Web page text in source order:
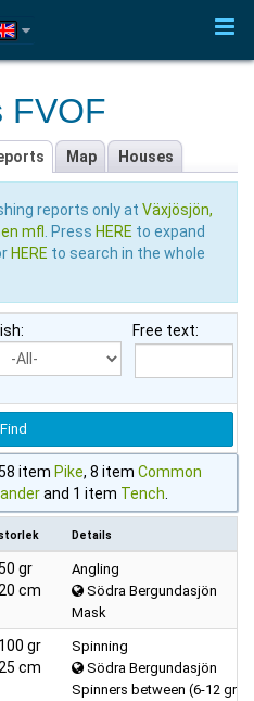
FVOF
Map Houses
reports only at Växjösjön,
mfl . Press HERE to expand
HERE to search in the whole
Free text:
item Pike, 8 item Common
and 1 item Tench
Details
gr
20 cm
Angling
Södra Bergundasjön
Mask
100 gr
25 cm
Spinning
Södra Bergundasjön
Spinners between (6-12